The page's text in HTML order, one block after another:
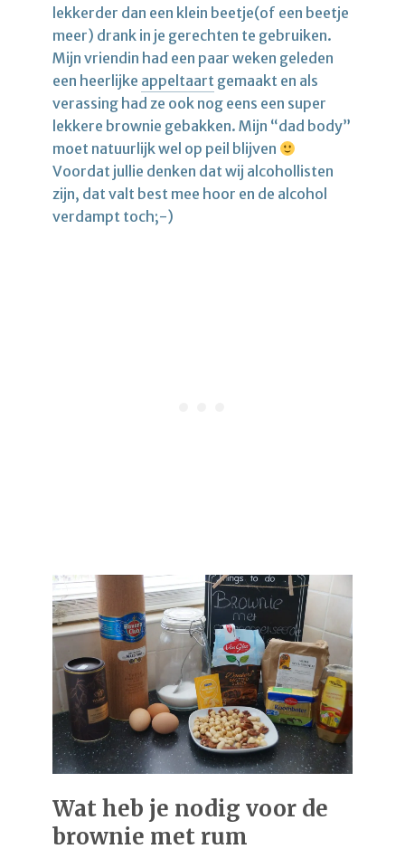
lekkerder dan een klein beetje(of een beetje
meer) drank in je gerechten te gebruiken.
Mijn vriendin had een paar weken geleden
een heerlijke appeltaart gemaakt en als
verassing had ze ook nog eens een super
lekkere brownie gebakken. Mijn “dad body”
moet natuurlijk wel op peil blijven
Voordat jullie denken dat wij alcohollisten
zijn, dat valt best mee hoor en de alcohol
verdampt toch;-)
Wat heb je nodig voor de
brownie met rum